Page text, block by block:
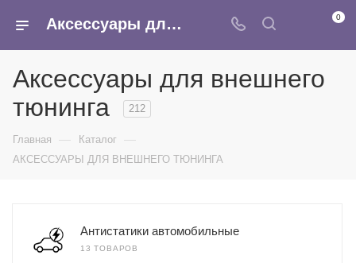
Аксессуары для внешнего тюнинга- купить оптом в Москве в интернет-магазине Армина 0
Аксессуары для внешнего
тюнинга
212
Главная — Каталог —
АКСЕССУАРЫ ДЛЯ ВНЕШНЕГО ТЮНИНГА
Антистатики автомобильные
13 ТОВАРОВ